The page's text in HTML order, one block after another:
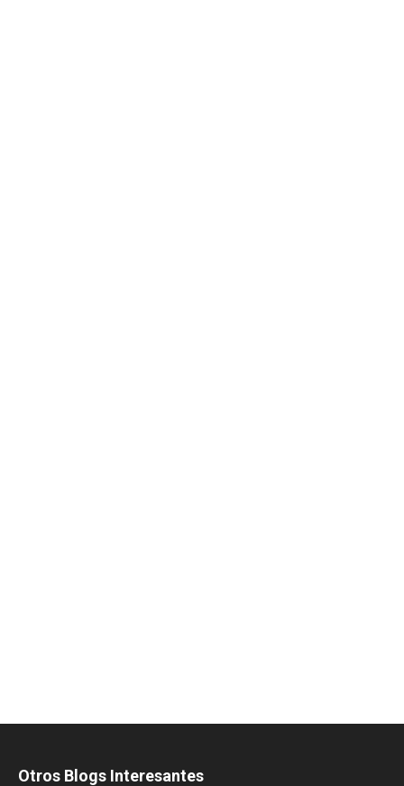
Otros Blogs Interesantes